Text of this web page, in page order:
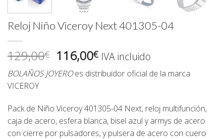
Reloj Niño Viceroy Next 401305-04
129,00€ El
precio
original
129,00€.
116,00€El
precio
actual
116,00€.
IVA incluido
BOLAÑOS JOYEROes distribuidor oficial de la marca
VICEROY
Pack de Niño Viceroy 401305-04 Next, reloj multifunción,
caja de acero, esfera blanca, bisel azul y armys de acero
con cierre por pulsadores, y pulsera de acero con cuero